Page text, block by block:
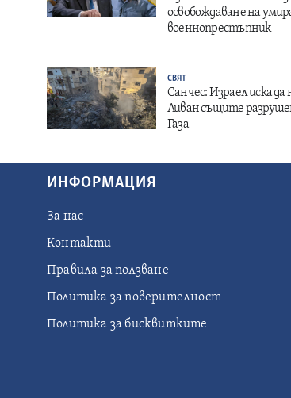
освобождаване на
военнопрестъпник
СВЯТ
Санчес: Израел иска да
Ливан същите
Газа
ИНФОРМАЦИЯ
За нас
Контакти
Правила за ползване
Политика за поверителност
Политика за бисквитките